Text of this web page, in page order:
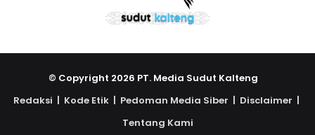
© Copyright 2026 PT. Media Sudut Kalteng
Redaksi | Kode Etik | Pedoman Media Siber | Disclaimer |
Tentang Kami